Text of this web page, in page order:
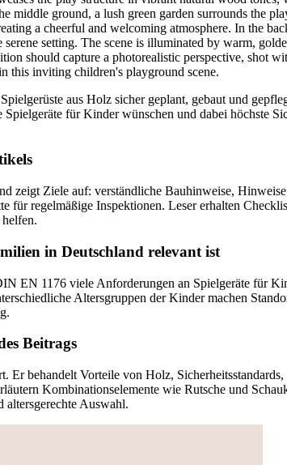
aus Holz sicher geplant, gebaut und
Spielgeräte für Kinder wünschen und dabei höchste
zeigt Ziele auf: verständliche Bauhinweise,
für regelmäßige Inspektionen. Leser erhalten
in Deutschland relevant ist
EN 1176 viele Anforderungen an Spielgeräte für
Altersgruppen der Kinder machen
Beitrags
Er behandelt Vorteile von Holz,
Kombinationselemente wie Rutsche und
altersgerechte Auswahl.